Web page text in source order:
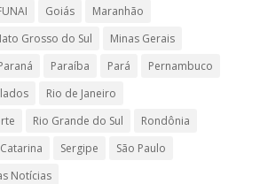
Goiás
Maranhão
Grosso do Sul
Minas Gerais
Paraíba Pará
Pernambuco
Rio de Janeiro
Rio Grande do Sul
Rondônia
Sergipe
São Paulo
Notícias